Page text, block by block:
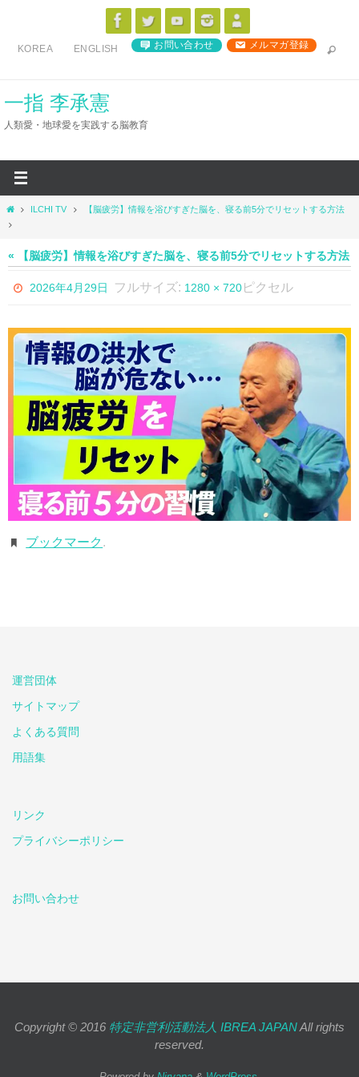
ス
KOREA ENGLISH お問い合わせ メルマガ登録
一指 李承憲
人類愛・地球愛を実践する脳教育
ホ
ILCHI TV 【脳疲労】情報を浴びすぎた脳を、寝る前5分でリセットする方法
« 【脳疲労】情報を浴びすぎた脳を、寝る前5分でリセットする方法
2026年4月29日 フルサイズ: 1280 × 720ピクセル
ブックマーク .
運営団体
サイトマップ
よくある質問
用語集
リンク
プライバシーポリシー
お問い合わせ
Copyright © 2016 特定非営利活動法人 IBREA JAPANAll rights
reserved.